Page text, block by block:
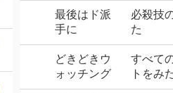
最後はド派
手に
必殺技
た
どきどきウ
ォッチング
すべて
トをみ